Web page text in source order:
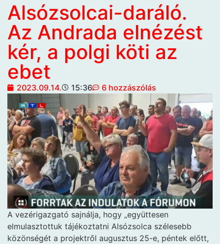
Alsózsolcai-daráló.
Az Andrada elnézést
kér, a polgi köti az
ebet
2023.09.14. 15:36 6 hozzászólás
A vezérigazgató sajnálja, hogy „együttesen
elmulasztottuk tájékoztatni Alsózsolca szélesebb
közönségét a projektről augusztus 25-e, péntek előtt,